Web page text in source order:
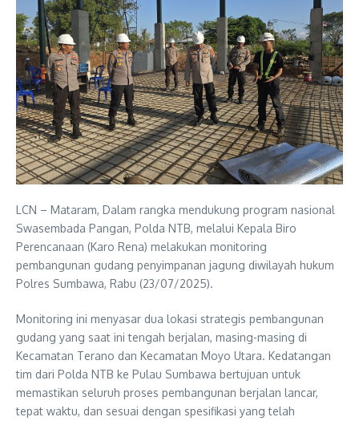
LCN – Mataram, Dalam rangka mendukung program nasional
Swasembada Pangan, Polda NTB, melalui Kepala Biro
Perencanaan (Karo Rena) melakukan monitoring
pembangunan gudang penyimpanan jagung diwilayah hukum
Polres Sumbawa, Rabu (23/07/2025).
Monitoring ini menyasar dua lokasi strategis pembangunan
gudang yang saat ini tengah berjalan, masing-masing di
Kecamatan Terano dan Kecamatan Moyo Utara. Kedatangan
tim dari Polda NTB ke Pulau Sumbawa bertujuan untuk
memastikan seluruh proses pembangunan berjalan lancar,
tepat waktu, dan sesuai dengan spesifikasi yang telah